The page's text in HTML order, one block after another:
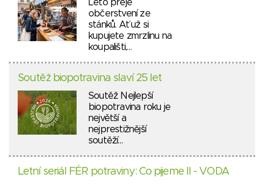
Léto přeje
občerstvení ze
stánků. Ať už si
kupujete zmrzlinu na
koupališti,…
Soutěž biopotravina slaví 25 let
Soutěž Nejlepší
biopotravina roku je
největší a
nejprestižnější
soutěží…
Letní seriál FÉR potraviny: Co pijeme II - VODA